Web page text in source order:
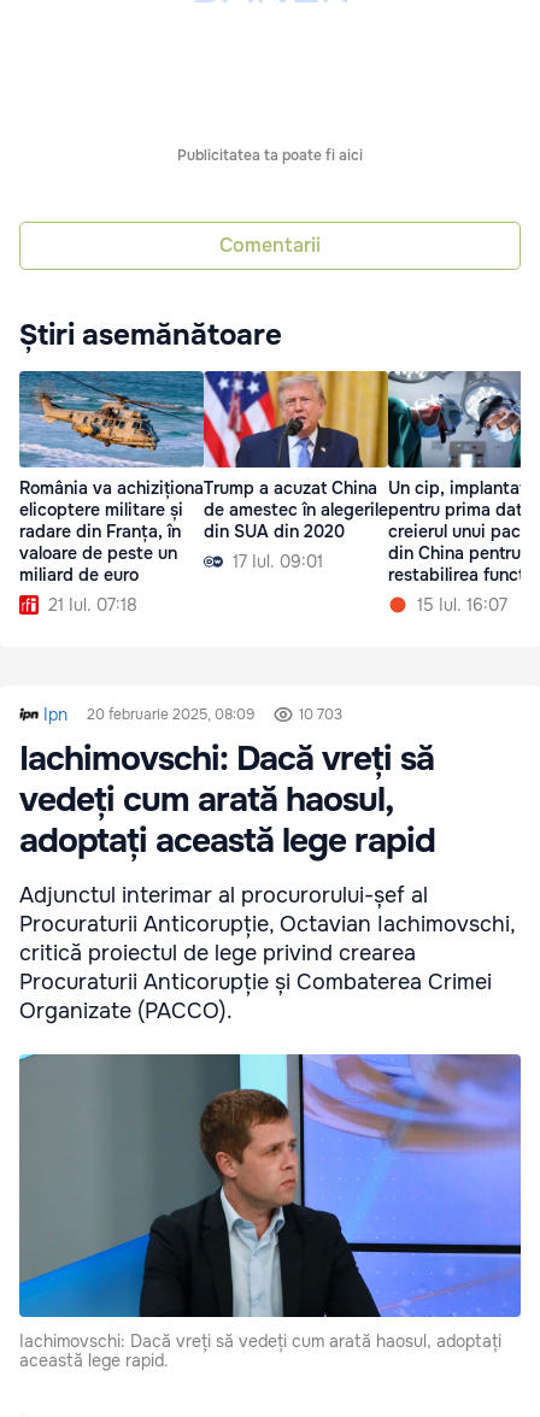
Publicitatea ta poate fi aici
Comentarii
Știri asemănătoare
România va achiziționa
elicoptere militare și
radare din Franța, în
valoare de peste un
miliard de euro
21 Iul. 07:18
Trump a acuzat China
de amestec în alegerile
din SUA din 2020
17 Iul. 09:01
Un cip, implantat
pentru prima dată
creierul unui
din China pentru
restabilirea
mâinii15 Iul. 16:07
Ipn 20 februarie 2025, 08:09 10 703
Iachimovschi: Dacă vreți să
vedeți cum arată haosul,
adoptați această lege rapid
Adjunctul interimar al procurorului-șef al
Procuraturii Anticorupție, Octavian Iachimovschi,
critică proiectul de lege privind crearea
Procuraturii Anticorupție și Combaterea Crimei
Organizate (PACCO).
Iachimovschi: Dacă vreți să vedeți cum arată haosul, adoptați
această lege rapid.